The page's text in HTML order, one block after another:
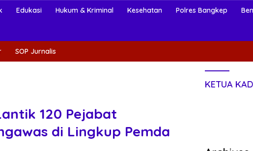
Edukasi Hukum & Kriminal Kesehatan Polres Bangkep
SOP Jurnalis
120 Pejabat
di Lingkup Pemda
KETUA